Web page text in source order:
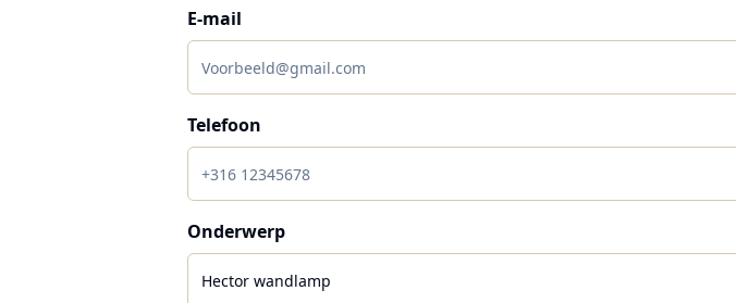
E-mail
Telefoon
Onderwerp